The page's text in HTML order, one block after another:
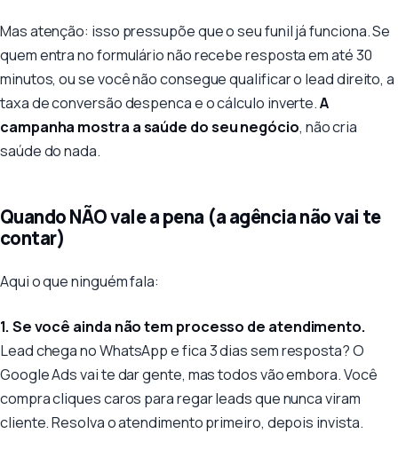
Mas atenção: isso pressupõe que o seu funil já funciona. Se
quem entra no formulário não recebe resposta em até 30
minutos, ou se você não consegue qualificar o lead direito, a
taxa de conversão despenca e o cálculo inverte.A
campanha mostra a saúde do seu negócio, não cria
saúde do nada.
Quando NÃO vale a pena (a agência não vai te
contar)
Aqui o que ninguém fala:
1. Se você ainda não tem processo de atendimento.
Lead chega no WhatsApp e fica 3 dias sem resposta? O
Google Ads vai te dar gente, mas todos vão embora. Você
compra cliques caros para regar leads que nunca viram
cliente. Resolva o atendimento primeiro, depois invista.